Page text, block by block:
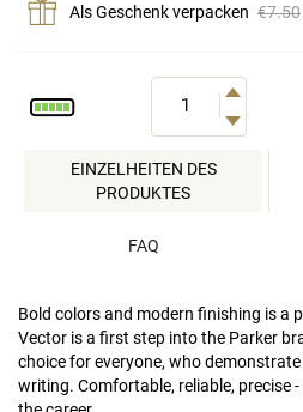
Als Geschenk verpacken €7.50
EINZELHEITEN DES
PRODUKTES
FAQ
Bold colors and modern finishing is a
Vector is a first step into the Parker
choice for everyone, who
writing. Comfortable, reliable, precise